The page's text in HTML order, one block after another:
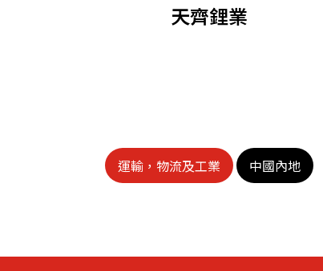
天齊鋰業
運輸，物流及工業 中國內地